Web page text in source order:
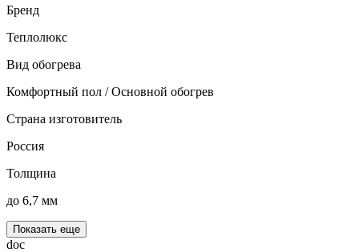
Бренд
Теплолюкс
Вид обогрева
Комфортный пол / Основной обогрев
Страна изготовитель
Россия
Толщина
до 6,7 мм
Показать еще
doc